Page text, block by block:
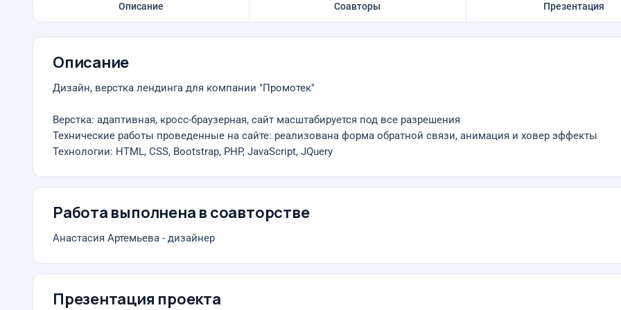
Описание Соавторы Презентация
Описание
Дизайн, верстка лендинга для компании "Промотек"
Верстка: адаптивная, кросс-браузерная, сайт масштабируется под все разрешения
Технические работы проведенные на сайте: реализована форма обратной связи, анимация и ховер эффекты
Технологии: HTML, CSS, Bootstrap, PHP, JavaScript, JQuery
Работа выполнена в соавторстве
Анастасия Артемьева - дизайнер
Презентация проекта